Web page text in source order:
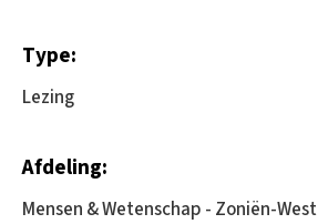
Type:
Lezing
Afdeling:
Mensen & Wetenschap - Zoniën-West